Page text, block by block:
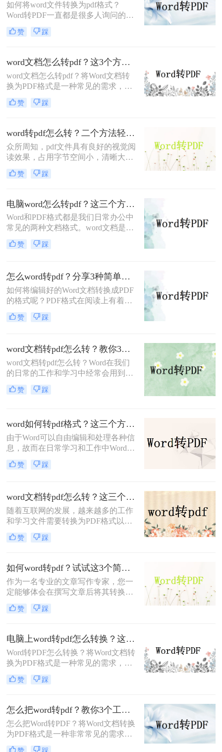
如何将word文件转换为pdf格式？
Word转PDF一直都是很多人询问的话
题，即使网上教程很多，但是换了版
本，依然有人不会做了，今天就告诉
格式。
赞 踩
word文档怎么转pdf？这3个方法教你轻松搞定！
word文档怎么转pdf？将Word文档转
换为PDF格式是一种常见的需求，因
为PDF格式可以保持文档的原始格式
和排版，同时提供更好的文件可读性
PDF格式的几种常用方法。
赞 踩
word转pdf怎么转？二个方法轻松完成！
众所周知，pdf文件具有良好的视觉阅
读效果，占用字节空间小，清晰大
方，保存文件不失真，其他人不能随
意更改。为了使word文档更具可读
习中，想必大家经常会使用Word来编
辑文件，把文件编辑好后，发送给他
人的时候，一般都会先将其转换成
PDF格式在进行发送！
赞 踩
电脑word怎么转pdf？这三个方法超级实用！
Word和PDF格式都是我们日常办公中
常见的两种文档格式。word文档是最
简单编辑的方式，PDF是常用文档中
最便捷的阅读方式，PDF格式更有利
也是必不可少。下面总结了二种电脑
word怎么转pdf的方法进行转换，掌握
后一定对你的办公技巧提升有帮助~
赞 踩
怎么word转pdf？分享3种简单方法~
如何将编辑好的Word文档转换成PDF
的格式呢？PDF格式在阅读上有着很
好的效果，兼容性也强，因此很多人
都喜欢将编辑好的文档转换成PDF的
做，快速的完成word转pdf，一起来学
习吧。
赞 踩
word文档转pdf怎么转？教你3招轻松搞定！
word文档转pdf怎么转？Word在我们
的日常的工作和学习中经常会用到，
可以添加各种的文字图片，进行信息
的编辑，在一些时候我们需要将Word
转换方法，一起来看下吧。
赞 踩
word如何转pdf格式？这三个方法超级实用！
由于Word可以自由编辑和处理各种信
息，故而在日常学习和工作中Word文
档经常被我们使用。但是，在一些特
殊需求下，我们需要将Word文档中的
word如何转pdf格式呢？接下来分享三
种实用的转换方法，让我们一起来看
看。
赞 踩
word文档转pdf怎么转？这三个方法超级实用！
随着互联网的发展，越来越多的工作
和学习文件需要转换为PDF格式以方
便分享和保护内容的安全性。在这篇
文章中，我将介绍几种word文档转pdf
的情况下完成转换。
赞 踩
如何word转pdf？试试这3个简单的方法！
作为一名专业的文章写作专家，您一
定能够体会在撰写文章后将其转换为
PDF格式的重要性。但是，在快节奏
的工作环境中，如何word转pdf呢？接
快速转换为PDF的方法。
赞 踩
电脑上word转pdf怎么转换？这三个方法超级实用！
Word转PDF怎么转换？​将Word文档转
换为PDF格式是一种常见的需求，因
为PDF格式可以保持文档的原始格式
和布局，同时可以在不同的设备和平
脑上word转pdf怎么转换的方法，下面
一起看看吧。
赞 踩
怎么把word转pdf？教你3个工具轻松掌握转换方法！
怎么把Word转PDF？​将Word文档转换
为PDF格式是一种非常常见的需求，
因为PDF格式的文件可以保持原始文
赞 踩